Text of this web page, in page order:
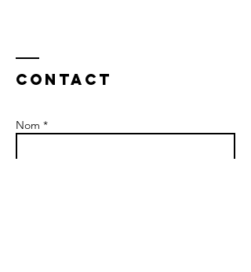
Contact
Nom *